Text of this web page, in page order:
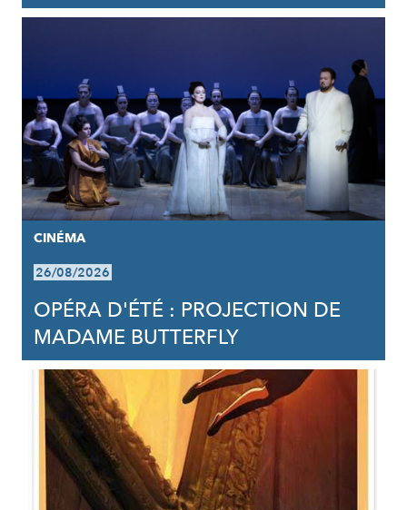
CINÉMA
26/08/2026
OPÉRA D'ÉTÉ : PROJECTION DE
MADAME BUTTERFLY